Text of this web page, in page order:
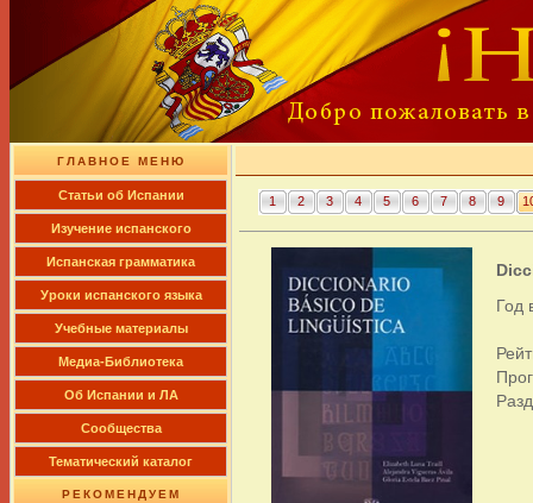
ГЛАВНОЕ МЕНЮ
Cтатьи об Испании
Изучение испанского
Испанская грамматика
Уроки испанского языка
Учебные материалы
Медиа-Библиотека
Об Испании и ЛА
Сообщества
Тематический каталог
РЕКОМЕНДУЕМ
1 2 3 4 5 6 7 8 9
Год